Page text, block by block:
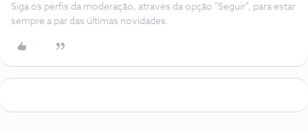
Siga os perfis da moderação, através da opção "Seguir", para estar
sempre a par das últimas novidades.